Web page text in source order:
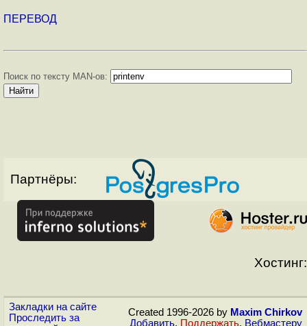
ПЕРЕВОД
Поиск по тексту MAN-ов:
Партнёры:
Хостинг:
Закладки на сайте
Проследить за
Created 1996-2026 by Maxim Chirkov
Добавить, Поддержать, Вебмастеру